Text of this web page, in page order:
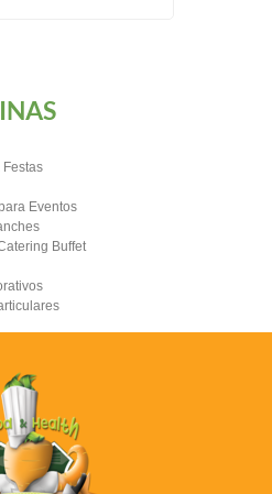
Eventos
Buffet
Food Truck
Truck Casamento Preço
Food Truck Contratar